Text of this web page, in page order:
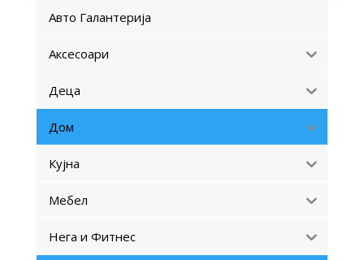
Авто Галантерија
Аксесоари
Деца
Дом
Кујна
Мебел
Нега и Фитнес